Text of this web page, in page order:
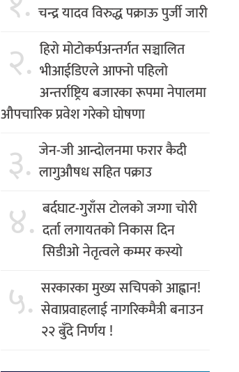
चन्द्र यादव विरुद्ध पक्राऊ पुर्जी जारी
२. हिरो मोटोकर्पअन्तर्गत सञ्चालित
भीआईडिएले आफ्नो पहिलो
अन्तर्राष्ट्रिय बजारका रूपमा नेपालमा
औपचारिक प्रवेश गरेको घोषणा
३. जेन-जी आन्दोलनमा फरार कैदी
लागुऔषध सहित पक्राउ
४. बर्दघाट-गुराँस टोलको जग्गा चोरी
दर्ता लगायतको निकास दिन
सिडीओ नेतृत्वले कम्मर कस्यो
५. सरकारका मुख्य सचिपको आह्वान!
सेवाप्रवाहलाई नागरिकमैत्री बनाउन
२२ बुँदे निर्णय !